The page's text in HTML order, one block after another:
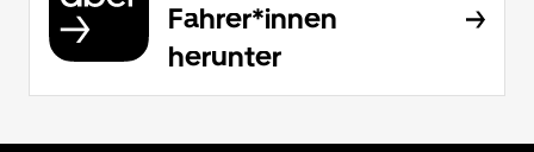
Fahrer*innen
herunter